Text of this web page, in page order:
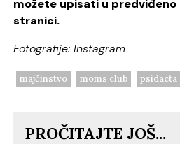
možete upisati u predviđeno
stranici.
Fotografije: Instagram
majčinstvo moms club psidacta
PROČITAJTE JOŠ...